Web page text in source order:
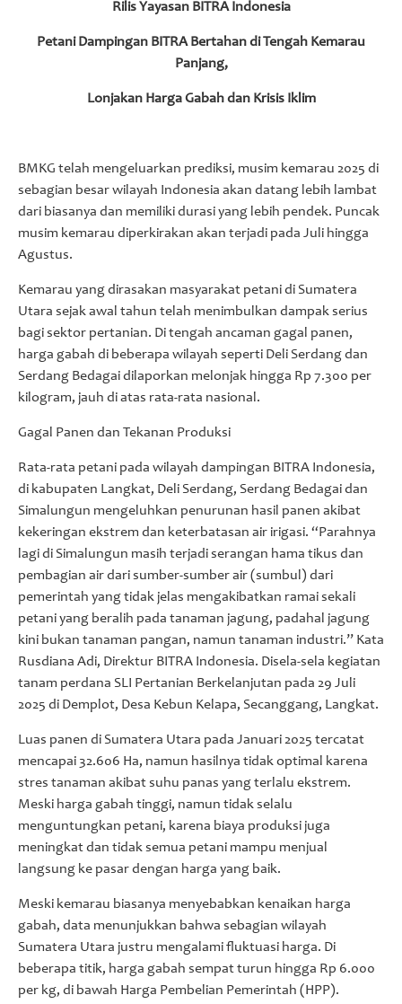
Rilis Yayasan BITRA Indonesia
Petani Dampingan BITRA Bertahan di Tengah Kemarau
Panjang,
Lonjakan Harga Gabah dan Krisis Iklim
BMKG telah mengeluarkan prediksi, musim kemarau 2025 di
sebagian besar wilayah Indonesia akan datang lebih lambat
dari biasanya dan memiliki durasi yang lebih pendek. Puncak
musim kemarau diperkirakan akan terjadi pada Juli hingga
Agustus.
Kemarau yang dirasakan masyarakat petani di Sumatera
Utara sejak awal tahun telah menimbulkan dampak serius
bagi sektor pertanian. Di tengah ancaman gagal panen,
harga gabah di beberapa wilayah seperti Deli Serdang dan
Serdang Bedagai dilaporkan melonjak hingga Rp 7.300 per
kilogram, jauh di atas rata-rata nasional.
Gagal Panen dan Tekanan Produksi
Rata-rata petani pada wilayah dampingan BITRA Indonesia,
di kabupaten Langkat, Deli Serdang, Serdang Bedagai dan
Simalungun mengeluhkan penurunan hasil panen akibat
kekeringan ekstrem dan keterbatasan air irigasi. “Parahnya
lagi di Simalungun masih terjadi serangan hama tikus dan
pembagian air dari sumber-sumber air (sumbul) dari
pemerintah yang tidak jelas mengakibatkan ramai sekali
petani yang beralih pada tanaman jagung, padahal jagung
kini bukan tanaman pangan, namun tanaman industri.” Kata
Rusdiana Adi, Direktur BITRA Indonesia. Disela-sela kegiatan
tanam perdana SLI Pertanian Berkelanjutan pada 29 Juli
2025 di Demplot, Desa Kebun Kelapa, Secanggang, Langkat.
Luas panen di Sumatera Utara pada Januari 2025 tercatat
mencapai 32.606 Ha, namun hasilnya tidak optimal karena
stres tanaman akibat suhu panas yang terlalu ekstrem.
Meski harga gabah tinggi, namun tidak selalu
menguntungkan petani, karena biaya produksi juga
meningkat dan tidak semua petani mampu menjual
langsung ke pasar dengan harga yang baik.
Meski kemarau biasanya menyebabkan kenaikan harga
gabah, data menunjukkan bahwa sebagian wilayah
Sumatera Utara justru mengalami fluktuasi harga. Di
beberapa titik, harga gabah sempat turun hingga Rp 6.000
per kg, di bawah Harga Pembelian Pemerintah (HPP).